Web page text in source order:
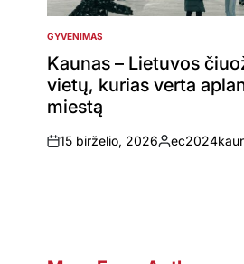
POSTED
IN
GYVENIMAS
Kaunas – Lietuvos
vietų, kurias verta
miestą
on
15 birželio, 2026
Posted